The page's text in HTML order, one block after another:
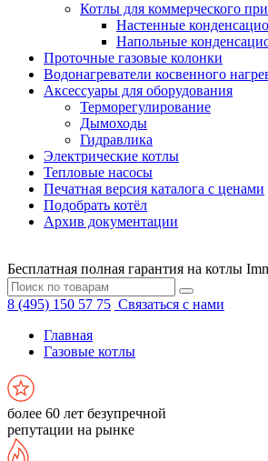
Котлы для коммерческого
Настенные
Напольные
Проточные газовые колонки
Водонагреватели косвенного
Аксессуары для оборудования
Терморегулирование
Дымоходы
Гидравлика
Электрические котлы
Тепловые насосы
Печатная версия каталога с ценами
Подобрать котёл
Архив документации
Бесплатная полная гарантия на котлы
8 (495) 150 57 75 Связаться с нами
Главная
Газовые котлы
более 60 лет безупречной
репутации на рынке